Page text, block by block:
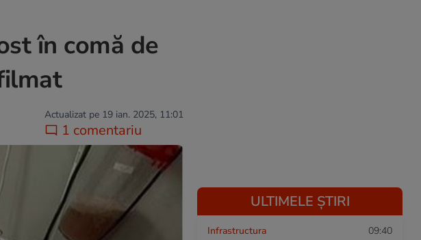
în comă de
Actualizat pe 19 ian. 2025, 11:01
1 comentariu
ULTIMELE ȘTIRI
Infrastructura 09:40